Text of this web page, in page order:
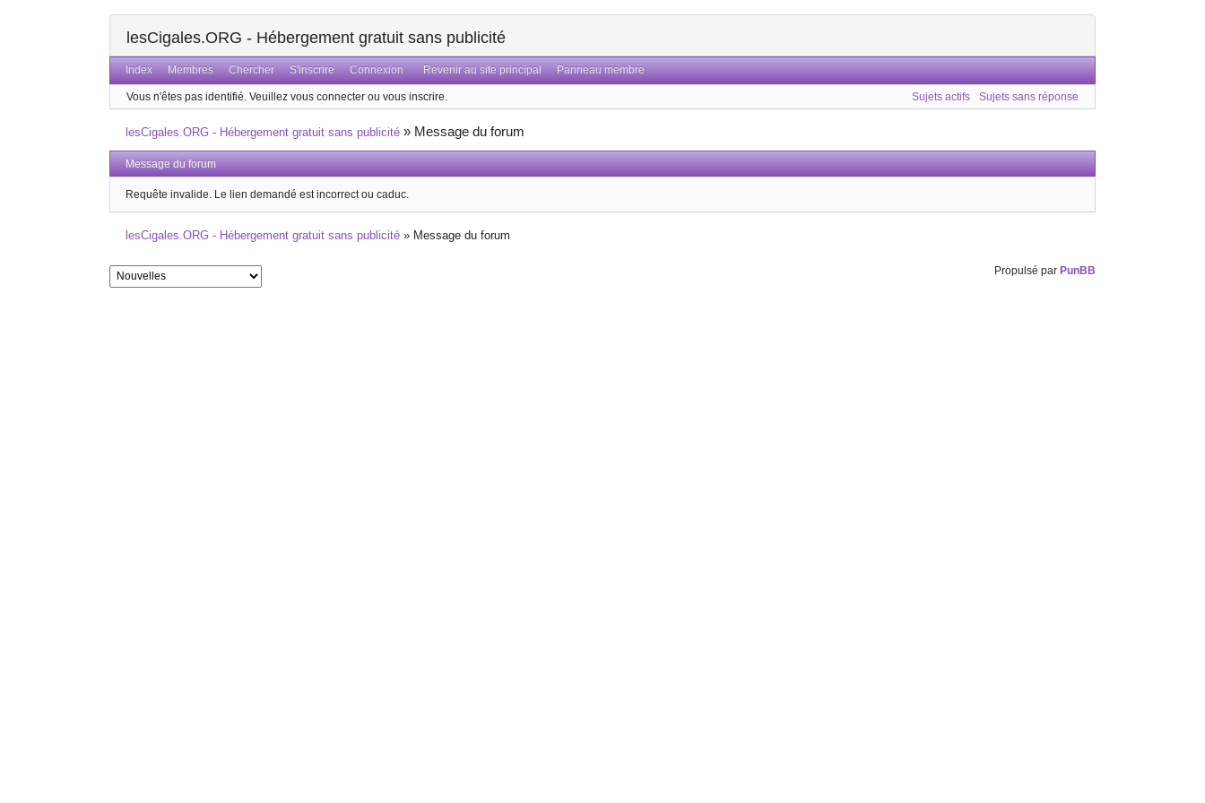
lesCigales.ORG - Hébergement gratuit sans publicité
Index Membres Chercher S'inscrire Connexion Revenir au site principal Panneau membre
Vous n'êtes pas identifié. Veuillez vous connecter ou vous inscrire. Sujets actifs Sujets sans réponse
lesCigales.ORG - Hébergement gratuit sans publicité » Message du forum
Message du forum
Requête invalide. Le lien demandé est incorrect ou caduc.
lesCigales.ORG - Hébergement gratuit sans publicité » Message du forum
Propulsé par PunBB